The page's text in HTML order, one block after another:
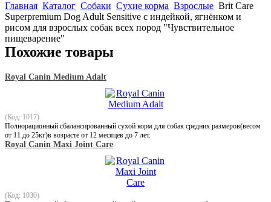
Главная Каталог Собаки Сухие корма Взрослые Brit Care
Superpremium Dog Adult Sensitive с индейкой, ягнёнком и
рисом для взрослых собак всех пород "Чувствительное
пищеварение"
Похожие товары
Royal Canin Medium Adalt
(Код: 1017)
Полнорационный сбалансированный сухой корм для собак средних размеров(весом
от 11 до 25кг)в возрасте от 12 месяцев до 7 лет.
Royal Canin Maxi Joint Care
(Код: 1030)